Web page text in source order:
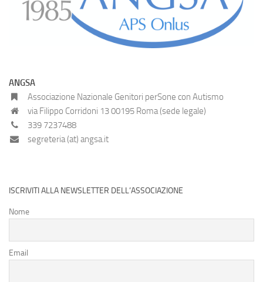
ANGSA
Associazione Nazionale Genitori perSone con Autismo
via Filippo Corridoni 13 00195 Roma (sede legale)
339 7237488
segreteria (at) angsa.it
ISCRIVITI ALLA NEWSLETTER DELL’ASSOCIAZIONE
Nome
Email